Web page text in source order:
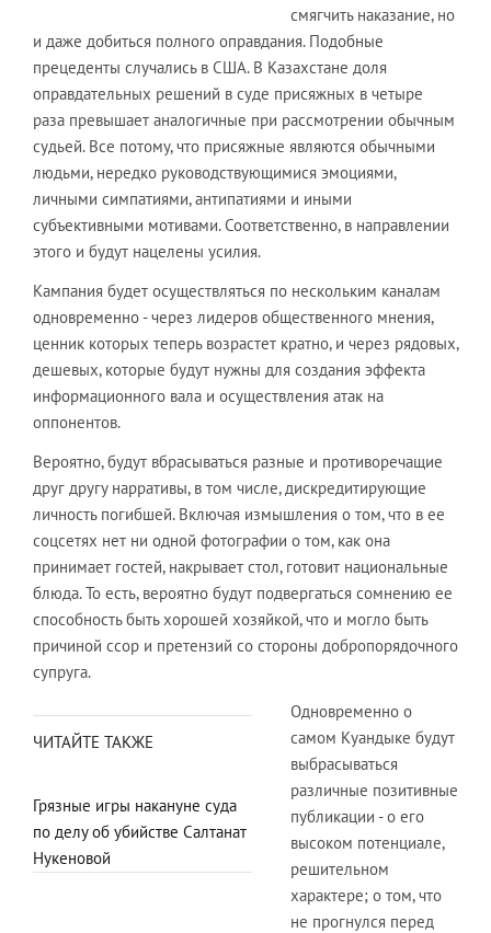
смягчить наказание, но
и даже добиться полного оправдания. Подобные
прецеденты случались в США. В Казахстане доля
оправдательных решений в суде присяжных в четыре
раза превышает аналогичные при рассмотрении обычным
судьей. Все потому, что присяжные являются обычными
людьми, нередко руководствующимися эмоциями,
личными симпатиями, антипатиями и иными
субъективными мотивами. Соответственно, в направлении
этого и будут нацелены усилия.
Кампания будет осуществляться по нескольким каналам
одновременно - через лидеров общественного мнения,
ценник которых теперь возрастет кратно, и через рядовых,
дешевых, которые будут нужны для создания эффекта
информационного вала и осуществления атак на
оппонентов.
Вероятно, будут вбрасываться разные и противоречащие
друг другу нарративы, в том числе, дискредитирующие
личность погибшей. Включая измышления о том, что в ее
соцсетях нет ни одной фотографии о том, как она
принимает гостей, накрывает стол, готовит национальные
блюда. То есть, вероятно будут подвергаться сомнению ее
способность быть хорошей хозяйкой, что и могло быть
причиной ссор и претензий со стороны добропорядочного
супруга.
ЧИТАЙТЕ ТАКЖЕ
Грязные игры накануне суда
по делу об убийстве Салтанат
Нукеновой
Одновременно о
самом Куандыке будут
выбрасываться
различные позитивные
публикации - о его
высоком потенциале,
решительном
характере; о том, что
не прогнулся перед